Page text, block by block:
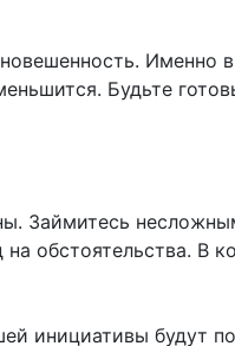
Будьте
Займитесь
на обстоятельства.
инициативы будут